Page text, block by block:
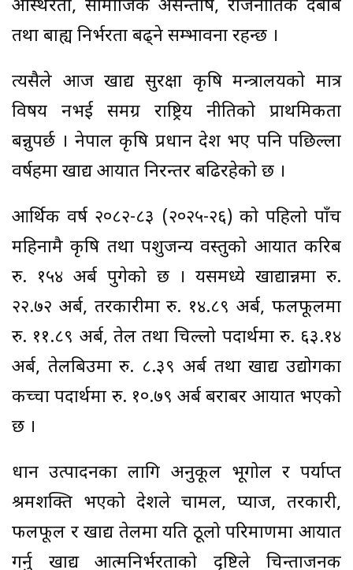
अस्थिरता, सामाजिक असन्तोष, राजनीतिक दबाब
तथा बाह्य निर्भरता बढ्ने सम्भावना रहन्छ ।
त्यसैले आज खाद्य सुरक्षा कृषि मन्त्रालयको मात्र
विषय नभई समग्र राष्ट्रिय नीतिको प्राथमिकता
बन्नुपर्छ । नेपाल कृषि प्रधान देश भए पनि पछिल्ला
वर्षहरूमा खाद्य आयात निरन्तर बढिरहेको छ ।
आर्थिक वर्ष २०८२-८३ (२०२५-२६) को पहिलो पाँच
महिनामै कृषि तथा पशुजन्य वस्तुको आयात करिब
रु. १५४ अर्ब पुगेको छ । यसमध्ये खाद्यान्नमा रु.
२२.७२ अर्ब, तरकारीमा रु. १४.८९ अर्ब, फलफूलमा
रु. ११.८९ अर्ब, तेल तथा चिल्लो पदार्थमा रु. ६३.१४
अर्ब, तेलबिउमा रु. ८.३९ अर्ब तथा खाद्य उद्योगका
कच्चा पदार्थमा रु. १०.७९ अर्ब बराबर आयात भएको
छ ।
धान उत्पादनका लागि अनुकूल भूगोल र पर्याप्त
श्रमशक्ति भएको देशले चामल, प्याज, तरकारी,
फलफूल र खाद्य तेलमा यति ठूलो परिमाणमा आयात
गर्नु खाद्य आत्मनिर्भरताको दृष्टिले चिन्ताजनक